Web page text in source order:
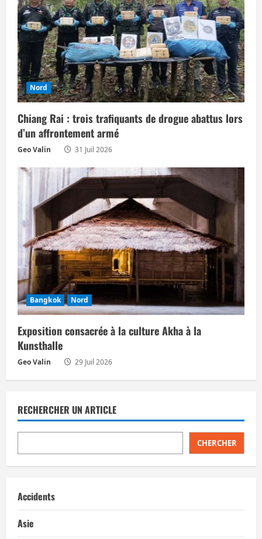
e
Nord
Chiang Rai : trois trafiquants de drogue abattus lors
d’un affrontement armé
Geo Valin 31 Juil 2026
Bangkok Nord
Exposition consacrée à la culture Akha à la
Kunsthalle
Geo Valin 29 Juil 2026
RECHERCHER UN ARTICLE
CHERCHER
Accidents
Asie